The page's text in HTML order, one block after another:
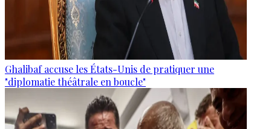
Ghalibaf accuse les États-Unis de pratiquer une
"diplomatie théâtrale en boucle"